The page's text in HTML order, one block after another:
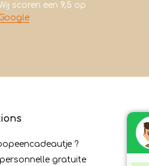
scoren een 9,5 op
?
gratuite